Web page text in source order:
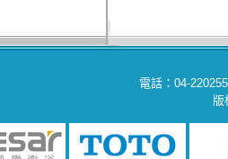
電話：04-
版